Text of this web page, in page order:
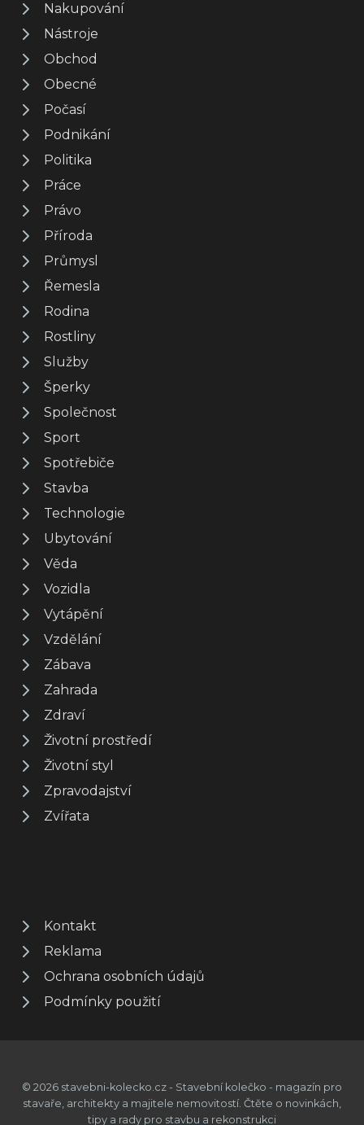
Nakupování
Nástroje
Obchod
Obecné
Počasí
Podnikání
Politika
Práce
Právo
Příroda
Průmysl
Řemesla
Rodina
Rostliny
Služby
Šperky
Společnost
Sport
Spotřebiče
Stavba
Technologie
Ubytování
Věda
Vozidla
Vytápění
Vzdělání
Zábava
Zahrada
Zdraví
Životní prostředí
Životní styl
Zpravodajství
Zvířata
Kontakt
Reklama
Ochrana osobních údajů
Podmínky použití
© 2026 stavebni-kolecko.cz - Stavební kolečko - magazín pro
stavaře, architekty a majitele nemovitostí. Čtěte o novinkách,
tipy a rady pro stavbu a rekonstrukci